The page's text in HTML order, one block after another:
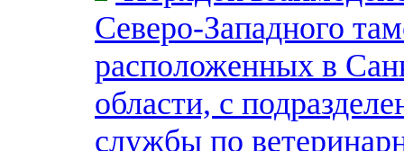
Северо-Западного
расположенных в
области, с
службы по